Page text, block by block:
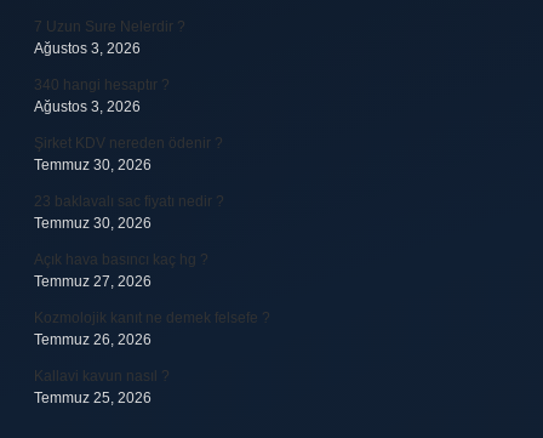
7 Uzun Sure Nelerdir ?
Ağustos 3, 2026
340 hangi hesaptır ?
Ağustos 3, 2026
Şirket KDV nereden ödenir ?
Temmuz 30, 2026
23 baklavalı sac fiyatı nedir ?
Temmuz 30, 2026
Açık hava basıncı kaç hg ?
Temmuz 27, 2026
Kozmolojik kanıt ne demek felsefe ?
Temmuz 26, 2026
Kallavi kavun nasıl ?
Temmuz 25, 2026